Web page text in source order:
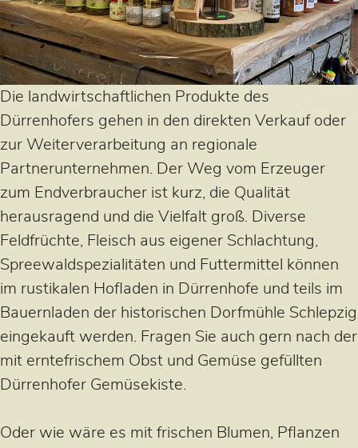
Die landwirtschaftlichen Produkte des
Dürrenhofers gehen in den direkten Verkauf oder
zur Weiterverarbeitung an regionale
Partnerunternehmen. Der Weg vom Erzeuger
zum Endverbraucher ist kurz, die Qualität
herausragend und die Vielfalt groß. Diverse
Feldfrüchte, Fleisch aus eigener Schlachtung,
Spreewaldspezialitäten und Futtermittel können
im rustikalen Hofladen in Dürrenhofe und teils im
Bauernladen der historischen Dorfmühle Schlepzig
eingekauft werden. Fragen Sie auch gern nach der
mit erntefrischem Obst und Gemüse gefüllten
Dürrenhofer Gemüsekiste.
Oder wie wäre es mit frischen Blumen, Pflanzen